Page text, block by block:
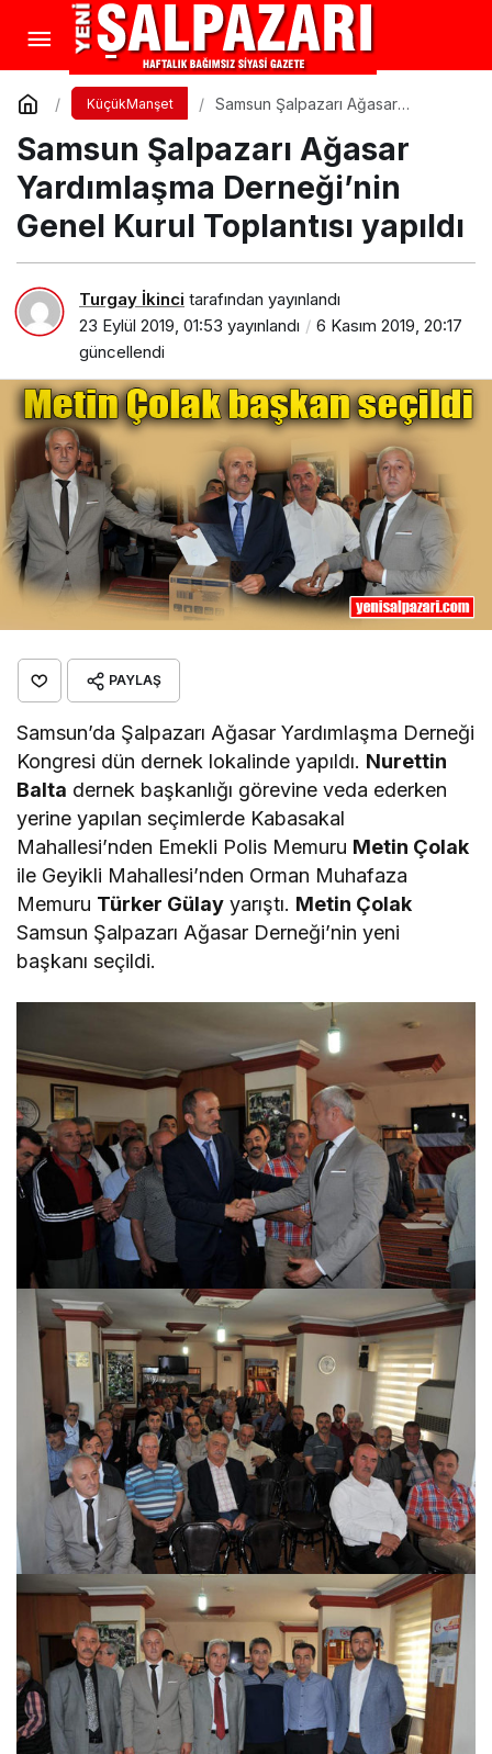
KüçükManşet
Samsun Şalpazarı Ağasar
Kurul Toplantısı yapıldı
Samsun Şalpazarı Ağasar
Yardımlaşma Derneği’nin
Genel Kurul Toplantısı yapıldı
Turgay İkinci tarafından yayınlandı
23 Eylül 2019, 01:53 yayınlandı
6 Kasım 2019, 20:17
güncellendi
PAYLAŞ
Samsun’da Şalpazarı Ağasar Yardımlaşma Derneği
Kongresi dün dernek lokalinde yapıldı. Nurettin
Balta dernek başkanlığı görevine veda ederken
yerine yapılan seçimlerde Kabasakal
Mahallesi’nden Emekli Polis Memuru Metin Çolak
ile Geyikli Mahallesi’nden Orman Muhafaza
Memuru Türker Gülay yarıştı. Metin Çolak
Samsun Şalpazarı Ağasar Derneği’nin yeni
başkanı seçildi.